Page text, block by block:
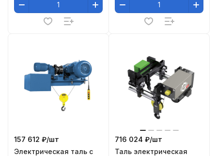
157 612 ₽/шт
Электрическая таль с
716 024 ₽/шт
Таль электрическая